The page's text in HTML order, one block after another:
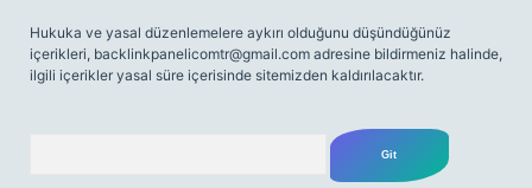
Hukuka ve yasal düzenlemelere aykırı olduğunu düşündüğünüz
içerikleri, backlinkpanelicomtr@gmail.com adresine bildirmeniz halinde,
ilgili içerikler yasal süre içerisinde sitemizden kaldırılacaktır.